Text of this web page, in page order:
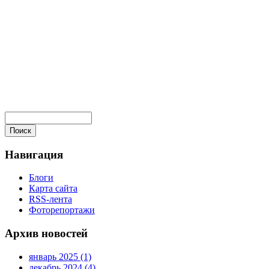
Навигация
Блоги
Карта сайта
RSS-лента
Фоторепортажи
Архив новостей
январь 2025 (1)